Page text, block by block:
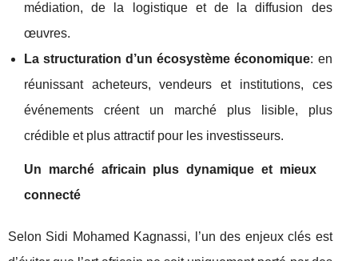
médiation, de la logistique et de la diffusion des
œuvres.
La structuration d’un écosystème économique: en
réunissant acheteurs, vendeurs et institutions, ces
événements créent un marché plus lisible, plus
crédible et plus attractif pour les investisseurs.
Un marché africain plus dynamique et mieux
connecté
Selon Sidi Mohamed Kagnassi, l’un des enjeux clés est